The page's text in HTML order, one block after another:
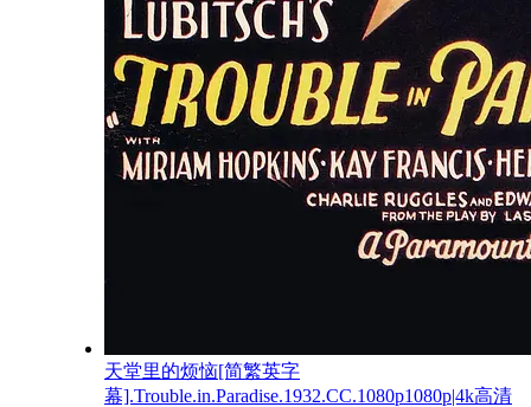
天堂里的烦恼[简繁英字
幕].Trouble.in.Paradise.1932.CC.1080p1080p|4k高清